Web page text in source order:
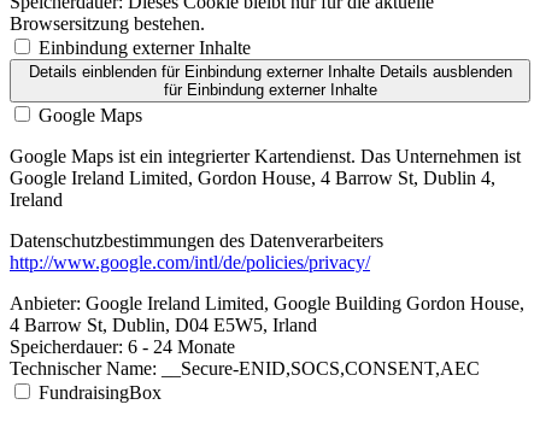
Browsersitzung bestehen.
Einbindung externer Inhalte
Details einblendenfür Einbindung externer Inhalte Details ausblenden
für Einbindung externer Inhalte
Google Maps
Google Maps ist ein integrierter Kartendienst. Das Unternehmen ist
Google Ireland Limited, Gordon House, 4 Barrow St, Dublin 4,
Ireland
Datenschutzbestimmungen des Datenverarbeiters
http://www.google.com/intl/de/policies/privacy/
Anbieter: Google Ireland Limited, Google Building Gordon House,
4 Barrow St, Dublin, D04 E5W5, Irland
Speicherdauer: 6 - 24 Monate
Technischer Name: __Secure-ENID,SOCS,CONSENT,AEC
FundraisingBox